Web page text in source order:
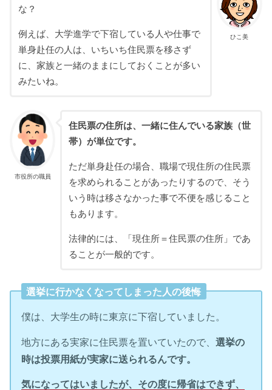
ひこ美
な？
例えば、大学進学で下宿している人や仕事で
単身赴任の人は、いちいち住民票を移さず
に、家族と一緒のままにしておくことが多い
みたいね。
市役所の職員
住民票の住所は、一緒に住んでいる家族（世
帯）が単位です。
ただ単身赴任の場合、職場で現住所の住民票
を求められることがあったりするので、そう
いう時は移さなかった事で不便を感じること
もあります。
法律的には、「現住所＝住民票の住所」であ
ることが一般的です。
選挙に行かなくなってしまった人の後悔
僕は、大学生の時に東京に下宿していました。
地方にある実家に住民票を置いていたので、選挙の
時は投票用紙が実家に送られるんです。
気になってはいましたが、その度に帰省はできず、